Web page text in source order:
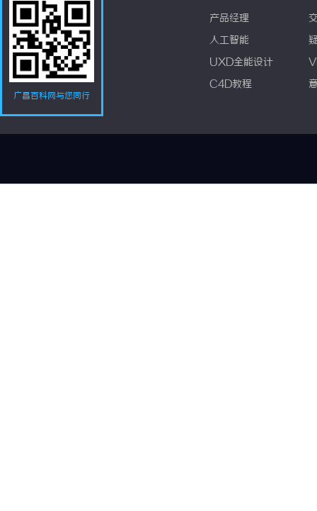
广昌百科网与您同行
产品经理
人工智能
UXD全能设计
C4D教程